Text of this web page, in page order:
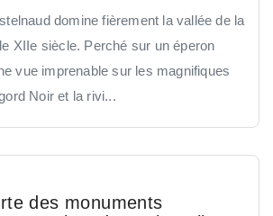
domine fièrement la vallée de la
XIIe siècle. Perché sur un éperon
vue imprenable sur les magnifiques
Noir et la rivi...
des monuments